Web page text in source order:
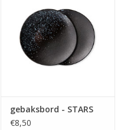
gebaksbord - STARS
€8,50